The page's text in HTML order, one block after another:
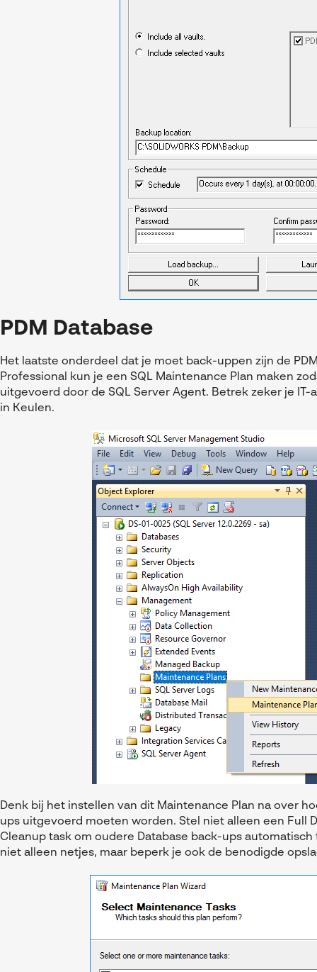
PDM Database
Het laatste onderdeel dat je moet back-uppen zijn de
Professional kun je een SQL Maintenance Plan maken
uitgevoerd door de SQL Server Agent. Betrek zeker je
in Keulen.
Denk bij het instellen van dit Maintenance Plan na over
ups uitgevoerd moeten worden. Stel niet alleen een Full
Cleanup task om oudere Database back-ups
niet alleen netjes, maar beperk je ook de benodigde